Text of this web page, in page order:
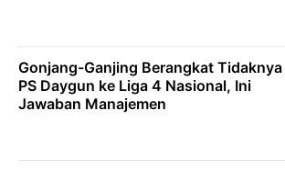
Gonjang-Ganjing Berangkat Tidaknya
PS Daygun ke Liga 4 Nasional, Ini
Jawaban Manajemen